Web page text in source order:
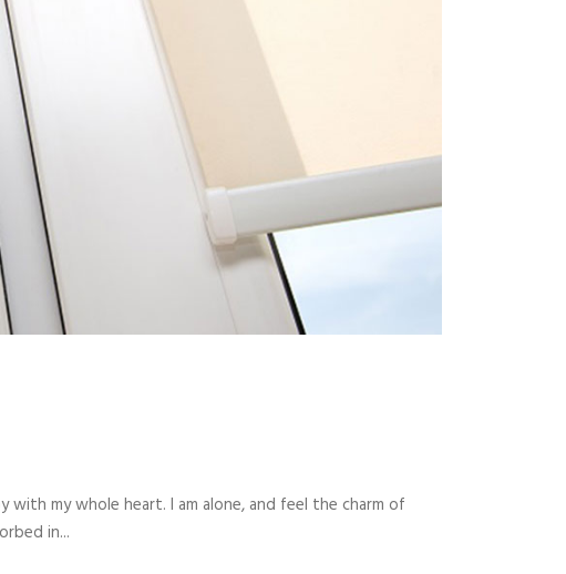
my whole heart. I am alone, and feel the charm of
in...